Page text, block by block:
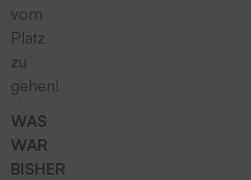
vom
Platz
zu
gehen!
WAS
WAR
BISHER